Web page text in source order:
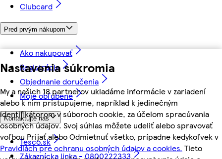
Nastavenia súkromia
My a našich 18 partnerov ukladáme informácie v zariadení
alebo k nim pristupujeme, napríklad k jedinečným
identifikátorom v súboroch cookie, za účelom spracúvania
osobných údajov. Svoj súhlas môžete udeliť alebo spravovať
voľbou Prijať alebo Odmietnuť všetko, prípadne kedykoľvek v
Pravidlách pre ochranu osobných údajov a cookies. Tieto
Clubcard
Pred prvým nákupom
Ako nakupovať
Registrácia
Objednanie doručenia
Moje obľúbené
Kontaktujte nás
Tesco.sk
Zákaznícka linka - 0800222333